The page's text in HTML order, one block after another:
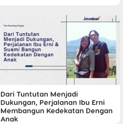
Dari Tuntutan Menjadi
Dukungan, Perjalanan Ibu Erni
Membangun Kedekatan Dengan
Anak